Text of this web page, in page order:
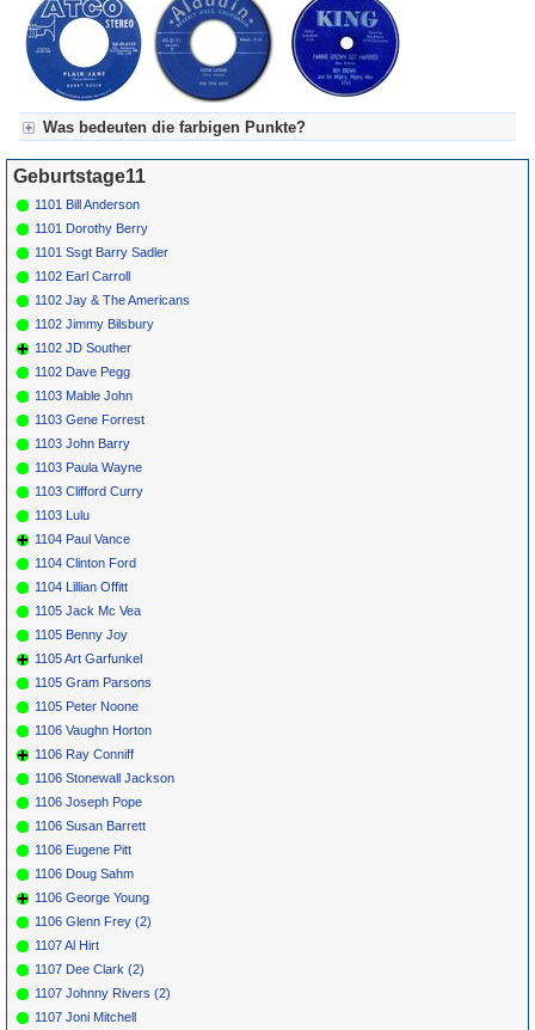
Was bedeuten die farbigen Punkte?
Für Axel's Tageskalender:
Grün = Kurzgeschichte
Grün! = fachlich bestimmt spannend, nicht verpassen!
Grün+ = Stundenbeitrag
Gelb = Kurzgeschichten oder Stundensendungen in Arbeit
Blau = Beschreibungstext (beschreibender Text)
Geburtstage11
1101 Bill Anderson
1101 Dorothy Berry
1101 Ssgt Barry Sadler
1102 Earl Carroll
1102 Jay & The Americans
1102 Jimmy Bilsbury
1102 JD Souther
1102 Dave Pegg
1103 Mable John
1103 Gene Forrest
1103 John Barry
1103 Paula Wayne
1103 Clifford Curry
1103 Lulu
1104 Paul Vance
1104 Clinton Ford
1104 Lillian Offitt
1105 Jack Mc Vea
1105 Benny Joy
1105 Art Garfunkel
1105 Gram Parsons
1105 Peter Noone
1106 Vaughn Horton
1106 Ray Conniff
1106 Stonewall Jackson
1106 Joseph Pope
1106 Susan Barrett
1106 Eugene Pitt
1106 Doug Sahm
1106 George Young
1106 Glenn Frey (2)
1107 Al Hirt
1107 Dee Clark (2)
1107 Johnny Rivers (2)
1107 Joni Mitchell